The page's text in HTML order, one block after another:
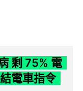
剩 75% 電
電車指令